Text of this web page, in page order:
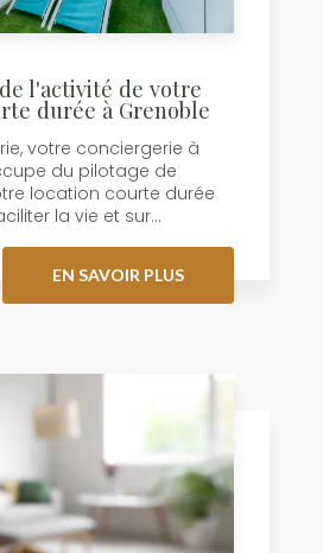
l'activité de votre
durée à Grenoble
votre conciergerie à
du pilotage de
location courte durée
la vie et sur...
EN SAVOIR PLUS